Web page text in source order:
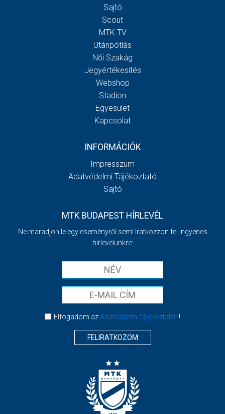
Sajtó
Scout
MTK TV
Utánpótlás
Női Szakág
Jegyértékesítés
Webshop
Stadion
Egyesület
Kapcsolat
INFORMÁCIÓK
Impresszum
Adatvédelmi Tájékoztató
Sajtó
MTK BUDAPEST HÍRLEVÉL
Ne maradjon le egy eseményről sem! Iratkozzon fel ingyenes
hírlevelünkre:
Elfogadom azAdatvédelmi tájékoztatót!
FELIRATKOZOM